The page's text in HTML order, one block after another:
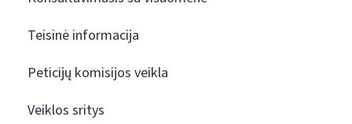
Teisinė informacija
Peticijų komisijos veikla
Veiklos sritys